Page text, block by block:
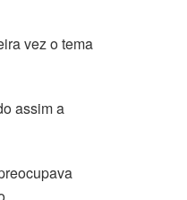
vez o tema
assim a